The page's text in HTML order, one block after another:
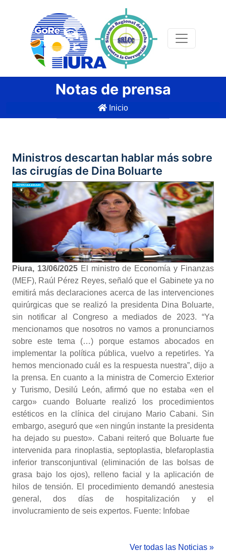
Notas de prensa
Inicio
Ministros descartan hablar más sobre
las cirugías de Dina Boluarte
Piura, 13/06/2025 El ministro de Economía y Finanzas
(MEF), Raúl Pérez Reyes, señaló que el Gabinete ya no
emitirá más declaraciones acerca de las intervenciones
quirúrgicas que se realizó la presidenta Dina Boluarte,
sin notificar al Congreso a mediados de 2023. “Ya
mencionamos que nosotros no vamos a pronunciarnos
sobre este tema (…) porque estamos abocados en
implementar la política pública, vuelvo a repetirles. Ya
hemos mencionado cuál es la respuesta nuestra”, dijo a
la prensa. En cuanto a la ministra de Comercio Exterior
y Turismo, Desilú León, afirmó que no estaba «en el
cargo» cuando Boluarte realizó los procedimientos
estéticos en la clínica del cirujano Mario Cabani. Sin
embargo, aseguró que «en ningún instante la presidenta
ha dejado su puesto». Cabani reiteró que Boluarte fue
intervenida para rinoplastia, septoplastia, blefaroplastia
inferior transconjuntival (eliminación de las bolsas de
grasa bajo los ojos), relleno facial y la aplicación de
hilos de tensión. El procedimiento demandó anestesia
general, dos días de hospitalización y el
involucramiento de seis expertos. Fuente: Infobae
Ver todas las Noticias »